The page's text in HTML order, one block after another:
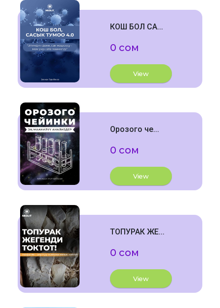
КОШ БОЛ СА...
0 сом
View
Орозого че...
0 сом
View
ТОПУРАК ЖЕ...
0 сом
View